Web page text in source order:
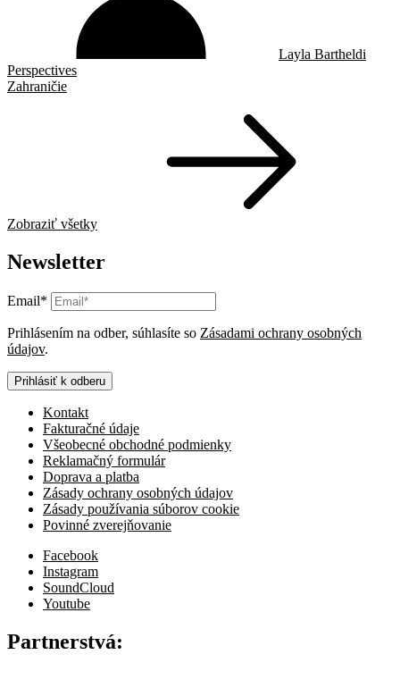
Layla Bartheldi
Perspectives
Zahraničie
Zobraziť všetky
Newsletter
Email*
Prihlásením na odber, súhlasíte so Zásadami ochrany osobných
údajov.
Prihlásiť k odberu
Kontakt
Fakturačné údaje
Všeobecné obchodné podmienky
Reklamačný formulár
Doprava a platba
Zásady ochrany osobných údajov
Zásady používania súborov cookie
Povinné zverejňovanie
Facebook
Instagram
SoundCloud
Youtube
Partnerstvá: